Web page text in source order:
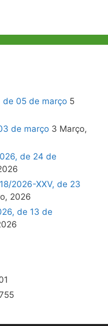
de 05 de março 5
de março 3 Março,
de 24 de
2026-XXV, de 23
2026
de 13 de